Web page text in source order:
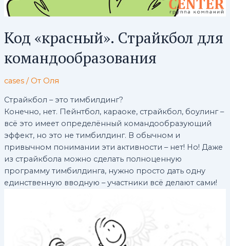
Код «красный». Страйкбол для
командообразования
cases/ От Оля
Страйкбол – это тимбилдинг?
Конечно, нет. Пейнтбол, караоке, страйкбол, боулинг –
всё это имеет определённый командообразующий
эффект, но это не тимбилдинг. В обычном и
привычном понимании эти активности – нет! Но! Даже
из страйкбола можно сделать полноценную
программу тимбилдинга, нужно просто дать одну
единственную вводную – участники всё делают сами!